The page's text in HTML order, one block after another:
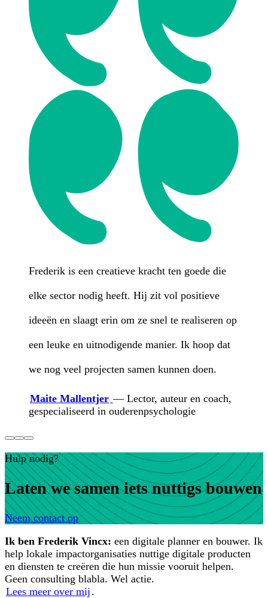
Frederik is een creatieve kracht ten goede die
elke sector nodig heeft. Hij zit vol positieve
ideeën en slaagt erin om ze snel te realiseren op
een leuke en uitnodigende manier. Ik hoop dat
we nog veel projecten samen kunnen doen.
Maite Mallentjer — Lector, auteur en coach,
gespecialiseerd in ouderenpsychologie
Hulp nodig?
Laten we samen iets nuttigs bouwen
Neem contact op
Ik ben Frederik Vincx: een digitale planner en bouwer. Ik
help lokale impactorganisaties nuttige digitale producten
en diensten te creëren die hun missie vooruit helpen.
Geen consulting blabla. Wel actie.
Lees meer over mij .